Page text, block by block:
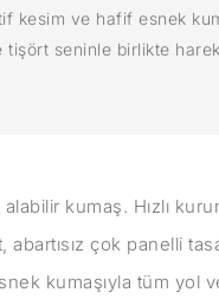
kesim ve hafif esnek
tişört seninle birlikte
kumaş. Hızlı
abartısız çok panelli
kumaşıyla tüm yol